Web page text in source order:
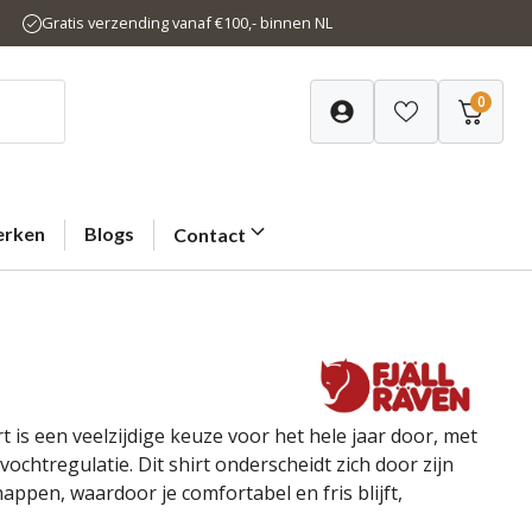
Gratis verzending vanaf €100,- binnen NL
0
Blogs Contact
is een veelzijdige keuze voor het hele jaar door, met
Dit shirt onderscheidt zich door zijn
waardoor je comfortabel en fris blijft,